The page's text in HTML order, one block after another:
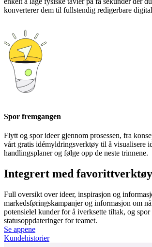
konverterer dem til fullstendig redigerbare
Spor fremgangen
Flytt og spor ideer gjennom prosessen, fra
vårt gratis idémyldringsverktøy til å visualisere
handlingsplaner og følge opp de neste trinnene.
Integrert med
Full oversikt over ideer, inspirasjon og
markedsføringskampanjer og informasjon om
potensielel kunder for å iverksette tiltak, og
statusoppdateringer for teamet.
Se appene
Kundehistorier